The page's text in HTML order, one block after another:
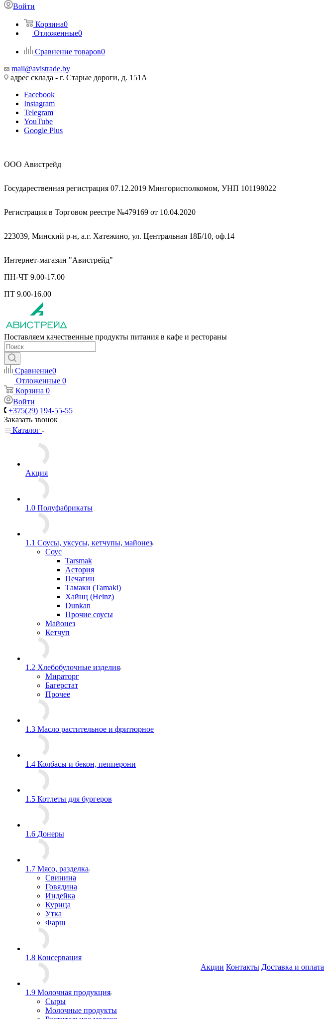
Войти
Корзина0
Отложенные0
Сравнение товаров0
mail@avistrade.by
адрес склада - г. Старые дороги, д. 151А
Facebook
Instagram
Telegram
YouTube
Google Plus
ООО Авистрейд
Государественная регистрация 07.12.2019 Мингорисполкомом, УНП 101198022
Регистрация в Торговом реестре №479169 от 10.04.2020
223039, Минский р-н, а.г. Хатежино, ул. Центральная 18Б/10, оф.14
Интернет-магазин "Авистрейд"
ПН-ЧТ 9.00-17.00
ПТ 9.00-16.00
Поставляем качественные продукты питания в кафе и рестораны
Сравнение0
Отложенные 0
Корзина 0
Войти
+375(29) 194-55-55
Заказать звонок
Каталог
Акция
1.0 Полуфабрикаты
1.1 Соусы, уксусы, кетчупы, майонез
Соус
Tarsmak
Астория
Печагин
Тамаки (Tamaki)
Хайнц (Heinz)
Dunkan
Прочие соусы
Майонез
Кетчуп
1.2 Хлебобулочные изделия
Мираторг
Багерстат
Прочее
1.3 Масло растительное и фритюрное
1.4 Колбасы и бекон, пепперони
1.5 Котлеты для бургеров
1.6 Донеры
1.7 Мясо, разделка
Свинина
Говядина
Индейка
Курица
Утка
Фарш
1.8 Консервация
1.9 Молочная продукция
Сыры
Молочные продукты
Акции Контакты Доставка и оплата